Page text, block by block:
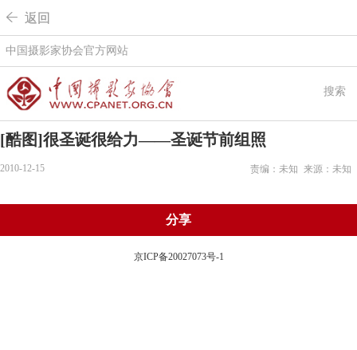
 返回
中国摄影家协会官方网站
搜索
[酷图]很圣诞很给力——圣诞节前组照
2010-12-15 来源：未知
责编：未知
分享
京ICP备20027073号-1